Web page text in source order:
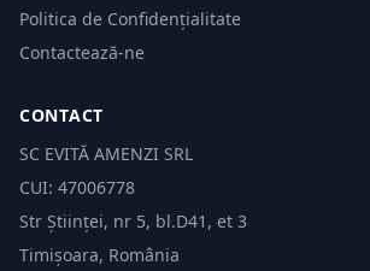
Politica de Confidențialitate
Contactează-ne
CONTACT
SC EVITĂ AMENZI SRL
CUI: 47006778
Str Științei, nr 5, bl.D41, et 3
Timișoara, România